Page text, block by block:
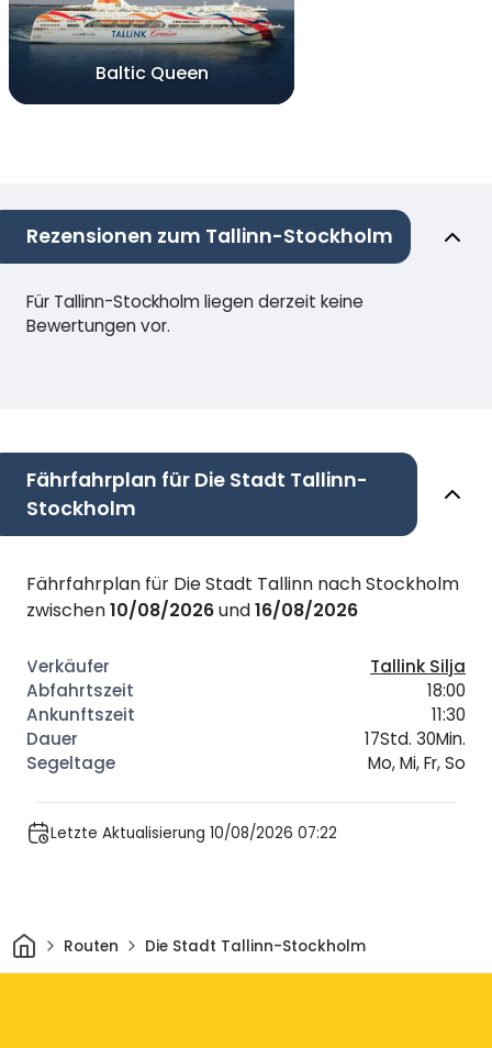
Baltic Queen
Rezensionen zum Tallinn-Stockholm
Für Tallinn-Stockholm liegen derzeit keine
Bewertungen vor.
Fährfahrplan für Die Stadt Tallinn-
Stockholm
Fährfahrplan für Die Stadt Tallinn nach Stockholm
zwischen10/08/2026und16/08/2026
Tallink Silja
18:00
11:30
17Std. 30Min.
Mo, Mi, Fr, So
Letzte Aktualisierung 10/08/2026 07:22
HeimRouten Die Stadt Tallinn-Stockholm